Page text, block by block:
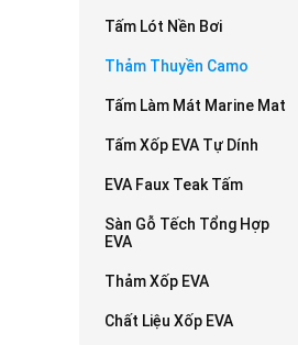
Tấm Lót Nền Bơi
Thảm Thuyền Camo
Tấm Làm Mát Marine Mat
Tấm Xốp EVA Tự Dính
EVA Faux Teak Tấm
Sàn Gỗ Tếch Tổng Hợp
EVA
Thảm Xốp EVA
Chất Liệu Xốp EVA